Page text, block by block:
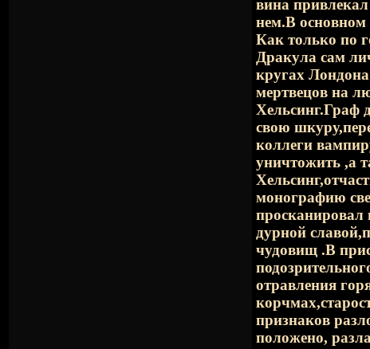
вина
нем.В основном
Как только по
Дракула сам
кругах Лондона
мертвецов на
Хельсинг.Граф
свою
коллеги
уничтожить ,а
монографию
просканировал
дурной
чудовищ .В
отравления
признаков
положено,